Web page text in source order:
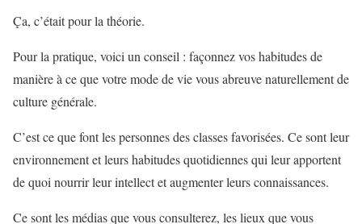
Ça, c’était pour la théorie.
Pour la pratique, voici un conseil : façonnez vos habitudes de
manière à ce que votre mode de vie vous abreuve naturellement de
culture générale.
C’est ce que font les personnes des classes favorisées. Ce sont leur
environnement et leurs habitudes quotidiennes qui leur apportent
de quoi nourrir leur intellect et augmenter leurs connaissances.
Ce sont les médias que vous consulterez, les lieux que vous